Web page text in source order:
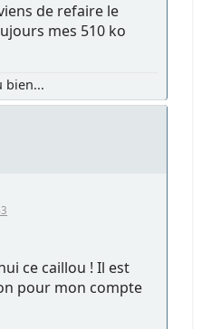
de refaire le
mes 510 ko
bien...
ce caillou ! Il est
pour mon compte